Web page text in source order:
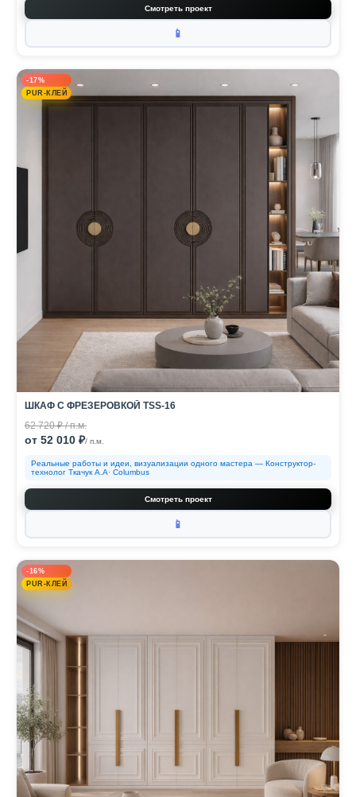
Смотреть проект
📱
-17%
PUR-КЛЕЙ
ШКАФ С ФРЕЗЕРОВКОЙ TSS-16
62 720 ₽ / п.м.
от 52 010 ₽/ п.м.
Реальные работы и идеи, визуализации одного мастера — Конструктор-
технолог Ткачук А.А· Columbus
Смотреть проект
📱
-16%
PUR-КЛЕЙ